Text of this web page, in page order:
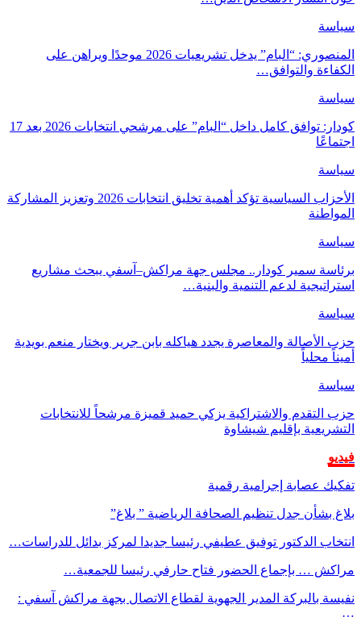
سياسة
المنصوري: “البام” يدخل تشريعيات 2026 موحدًا ويراهن على
الكفاءة والتوافق…
سياسة
كودار: توافق كامل داخل “البام” على مرشحي انتخابات 2026 بعد 17
اجتماعًا
سياسة
الأحزاب السياسية تؤكد أهمية تخليق انتخابات 2026 وتعزيز المشاركة
المواطنة
سياسة
برئاسة سمير كودار.. مجلس جهة مراكش–آسفي يبحث مشاريع
استراتيجية لدعم التنمية والبنية…
سياسة
حزب الأصالة والمعاصرة يجدد هياكله بابن جرير ويختار منعم بويدية
أميناً محلياً
سياسة
حزب التقدم والاشتراكية يزكي حميد قميزة مرشحاً للانتخابات
التشريعية بإقليم شيشاوة
فيديو
تفكيك عصابة إجرامية رقمية
بلاغ بشأن جدل تنظيم الصحافة الرياضية ” بلاغ”
انتخاب الدكتور توفيق عطيفي رئيسا جديدا لمركز بدائل للدراسات…
مراكش … بإجماع الحضور فتاح حارفي رئيسا للجمعية…
نفيسة بالبركة المدير الجهوية لقطاع الاتصال بجهة مراكش آسفي :
…